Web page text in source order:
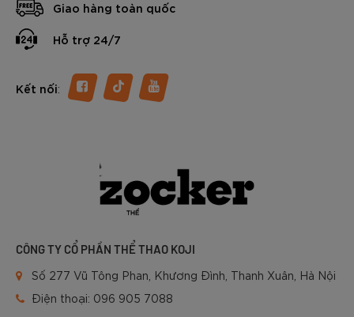
nhà Sóc đang thu hút sự quan tâm đông đảo của người chơi
bóng vợt tại Việt Nam.
Vậy đôi giày Pickleball Zocker NeoFlex có gì đặc biệt?
nhé.
Giao hàng toàn quốc
Hỗ trợ 24/7
Kết nối:
CÔNG TY CỔ PHẦN THỂ THAO KOJI
Số 277 Vũ Tông Phan, Khương Đình, Thanh Xuân, Hà Nội
Điện thoại: 096 905 7088